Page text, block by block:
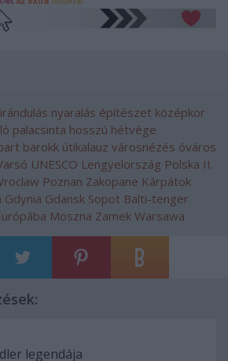
nyaralás építészet középkor
palacsinta hosszú hétvége
barokk útikalauz városnézés óváros
UNESCO Lengyelország Polska II.
Poznan Zakopane Kárpátok
Gdynia Gdansk Sopot Balti-tenger
Moszna Zamek Warsawa
legendája